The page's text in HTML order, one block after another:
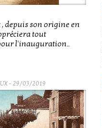
depuis son origine en
tout
l'inauguration..
- 29/03/2019